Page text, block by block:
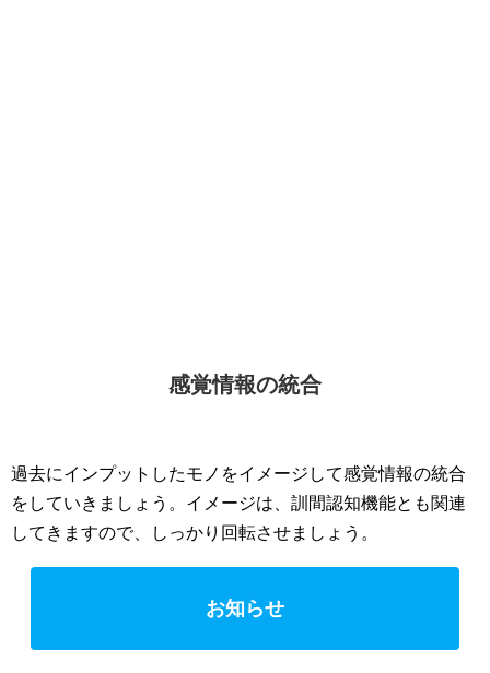
感覚情報の統合
過去にインプットしたモノをイメージして感覚情報の統合
をしていきましょう。イメージは、訓間認知機能とも関連
してきますので、しっかり回転させましょう。
お知らせ